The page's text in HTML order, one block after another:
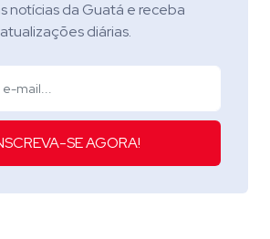
notícias da Guatá e receba
atualizações diárias.
SE AGORA!